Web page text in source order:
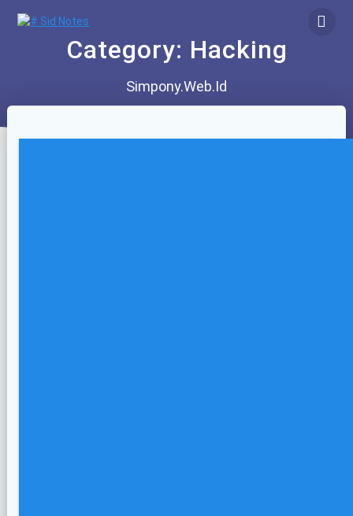
content
Category: Hacking
Simpony.Web.Id